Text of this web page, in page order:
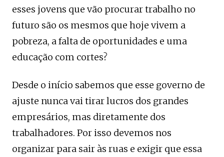
esses jovens que vão procurar trabalho no
futuro são os mesmos que hoje vivem a
pobreza, a falta de oportunidades e uma
educação com cortes?
Desde o início sabemos que esse governo de
ajuste nunca vai tirar lucros dos grandes
empresários, mas diretamente dos
trabalhadores. Por isso devemos nos
organizar para sair às ruas e exigir que essa